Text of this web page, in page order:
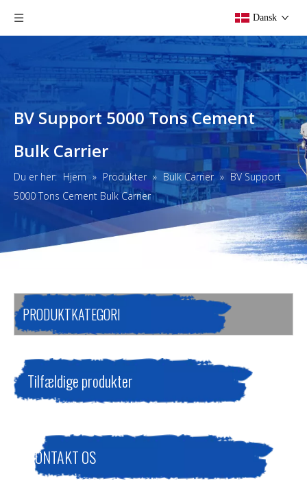
Dansk
BV Support 5000 Tons Cement
Bulk Carrier
Du er her: Hjem » Produkter » Bulk Carrier » BV Support
5000 Tons Cement Bulk Carrier
PRODUKTKATEGORI
Tilfældige produkter
KONTAKT OS